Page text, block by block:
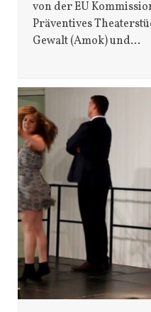
von der EU
Präventives
Gewalt (Amok) und…